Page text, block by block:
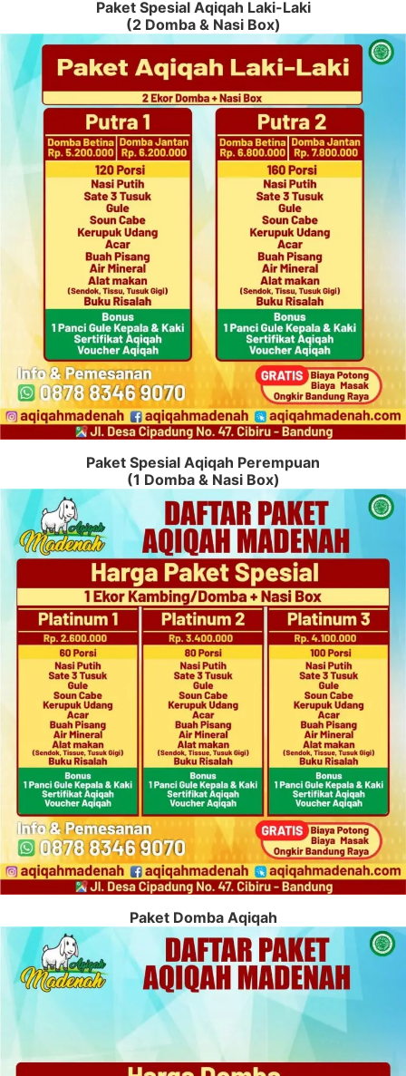
Paket Spesial Aqiqah Laki-Laki
(2 Domba & Nasi Box)
Paket Spesial Aqiqah Perempuan
(1 Domba & Nasi Box)
Paket Domba Aqiqah